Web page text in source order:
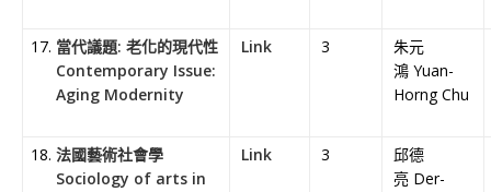
當代議題: 老化的現代性
Contemporary Issue:
Aging Modernity
Link 3
朱元
鴻 Yuan-
Horng Chu
法國藝術社會學
Sociology of arts in
Link 3
邱德
亮 Der-